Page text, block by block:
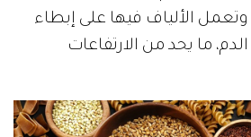
وتعمل الألياف فيها على إبطاء
ما يحد من الارتفاعات